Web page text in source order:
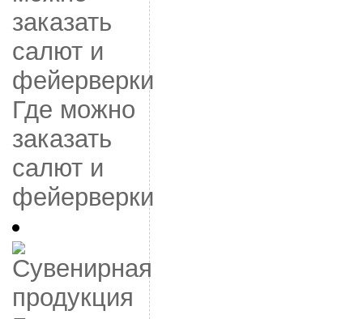
Где можно
заказать
салют и
фейерверки